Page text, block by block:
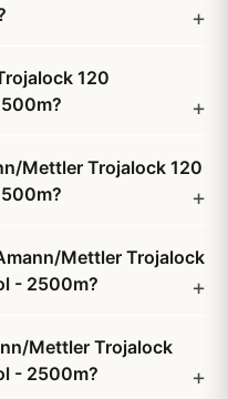
120
Mettler Trojalock 120
Mettler Trojalock
- 2500m?
Mettler Trojalock
- 2500m?